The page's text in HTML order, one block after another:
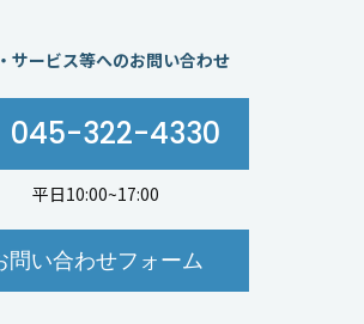
サービス等へのお問い合わせ
045-322-4330
平日10:00~17:00
問い合わせフォーム